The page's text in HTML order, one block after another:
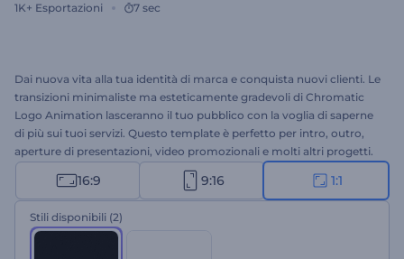
1K+ Esportazioni 7 sec
Dai nuova vita alla tua identità di marca e conquista nuovi clienti. Le
transizioni minimaliste ma esteticamente gradevoli di Chromatic
Logo Animation lasceranno il tuo pubblico con la voglia di saperne
di più sui tuoi servizi. Questo template è perfetto per intro, outro,
aperture di presentazioni, video promozionali e molti altri progetti.
Non aspettare oltre: provalo subito!
16:9 9:16 1:1
Stili disponibili (2)